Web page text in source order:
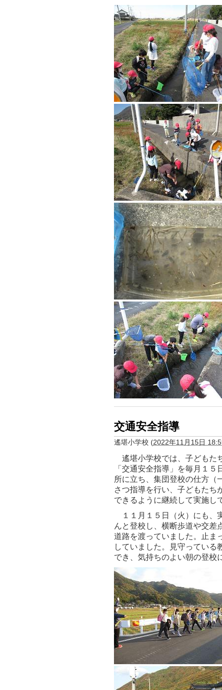
交通安全指導
遙堪小学校 (2022年11月15日
遙堪小学校では、子どもた
「交通安全指導」を毎月１
所に立ち、集団登校の仕方（
さつ指導を行い、子どもたち
できるように継続して実施し
１１月１５日（火）にも、
んと登校し、横断歩道や交差
道路を渡っていました。止ま
していました。見守っている
でき、気持ちのよい朝の登校